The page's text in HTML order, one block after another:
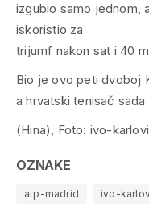
izgubio samo jednom,
iskoristio za
trijumf nakon sat i 40
Bio je ovo peti dvoboj
a hrvatski tenisač sada
(Hina), Foto: ivo-
OZNAKE
atp-madrid ivo-